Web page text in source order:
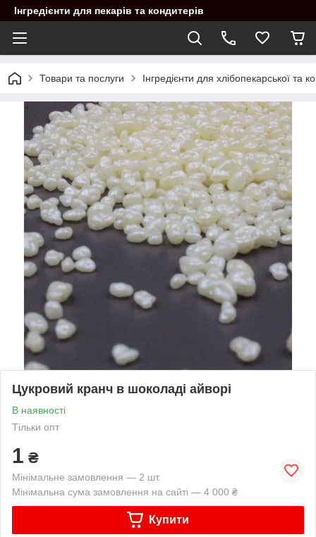
Інгредієнти для пекарів та кондитерів
Товари та послуги Інгредієнти для хлібопекарської та
Цукровий кранч в шоколаді айворі
В наявності
Тільки опт
1 ₴
Мінімальне замовлення — 2 шт.
Мінімальна сума замовлення на сайті — 4 000 ₴
Купити